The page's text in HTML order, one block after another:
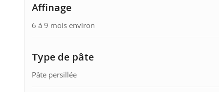
Affinage
6 à 9 mois environ
Type de pâte
Pâte persillée